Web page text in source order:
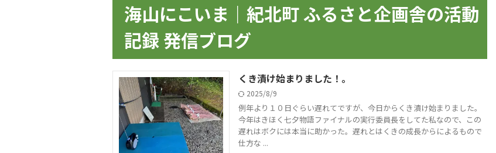
海山にこいま｜紀北町 ふるさと企画舎の活動
記録 発信ブログ
くき漬け始まりました！。
2025/8/9
例年より１０日ぐらい遅れてですが、今日からくき漬け始まりました。
今年はきほく七夕物語ファイナルの実行委員長をしてた私なので、この
遅れはボクには本当に助かった。遅れとはくきの成長からによるもので
仕方な ...